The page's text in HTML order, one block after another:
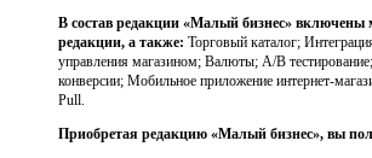
В состав редакции «Малый бизнес»
редакции, а также: Торговый каталог;
управления магазином; Валюты; A/B
конверсии; Мобильное приложение интернет-
Pull.
Приобретая редакцию «Малый бизнес», вы